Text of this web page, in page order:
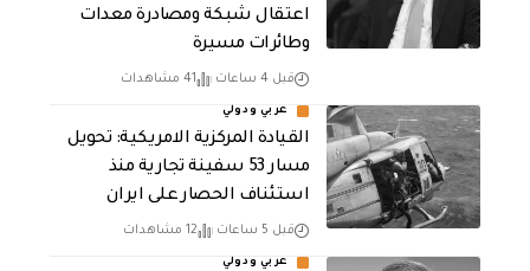
اعتقال شبكة ومصادرة معدات
وطائرات مسيرة
قبل 4 ساعات 41 مشاهدات
عربي ودولي
القيادة المركزية الامريكية: تحويل
مسار 53 سفينة تجارية منذ
استئناف الحصار على ايران
قبل 5 ساعات 12 مشاهدات
عربي ودولي